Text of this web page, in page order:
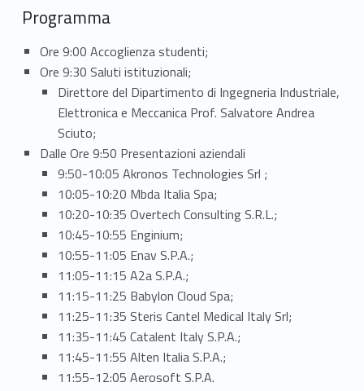
E
d
i
i
Programma
Ore 9:00 Accoglienza studenti;
Ore 9:30 Saluti istituzionali;
Direttore del Dipartimento di Ingegneria Industriale,
Elettronica e Meccanica Prof. Salvatore Andrea
Sciuto;
Dalle Ore 9:50 Presentazioni aziendali
9:50-10:05 Akronos Technologies Srl ;
10:05-10:20 Mbda Italia Spa;
10:20-10:35 Overtech Consulting S.R.L.;
10:45-10:55 Enginium;
10:55-11:05 Enav S.P.A.;
11:05-11:15 A2a S.P.A.;
11:15-11:25 Babylon Cloud Spa;
11:25-11:35 Steris Cantel Medical Italy Srl;
11:35-11:45 Catalent Italy S.P.A.;
11:45-11:55 Alten Italia S.P.A.;
11:55-12:05 Aerosoft S.P.A.